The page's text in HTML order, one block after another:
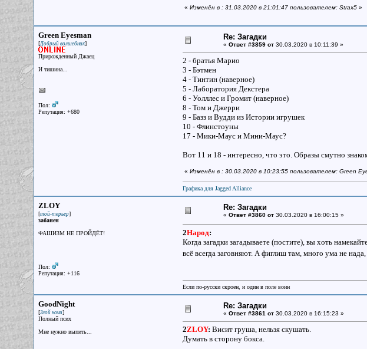
« Изменён в : 31.03.2020 в 21:01:47 пользователем: Strax5 »
Green Eyesman
[Добрый волшебник]
Прирожденный Джаец
И тишина...
Пол:
Репутация: +680
Re: Загадки
« Ответ #3859 от 30.03.2020 в 10:11:39 »
2 - братья Марио
3 - Бэтмен
4 - Тинтин (наверное)
5 - Лаборатория Декстера
6 - Уолллес и Громит (наверное)
8 - Том и Джерри
9 - Базз и Вудди из Истории игрушек
10 - Флинстоуны
17 - Мики-Маус и Мини-Маус?
Вот 11 и 18 - интересно, что это. Образы смутно
« Изменён в : 30.03.2020 в 10:23:55 пользователем: Green
Графика для Jagged Alliance
ZLOY
[той-терьер]
забанен
ФАШИЗМ НЕ ПРОЙДЁТ!
Пол:
Репутация: +116
Re: Загадки
« Ответ #3860 от 30.03.2020 в 16:00:15 »
2Народ:
Когда загадки загадываете (постите), вы хоть
всё всегда заговняют. А фиглиш там, много ума не
Если по-русски скроен, и один в поле воин
GoodNight
[Злой ночи]
Полный псих
Мне нужно выпить...
Re: Загадки
« Ответ #3861 от 30.03.2020 в 16:15:23 »
2ZLOY: Висит груша, нельзя скушать.
Думать в сторону бокса.